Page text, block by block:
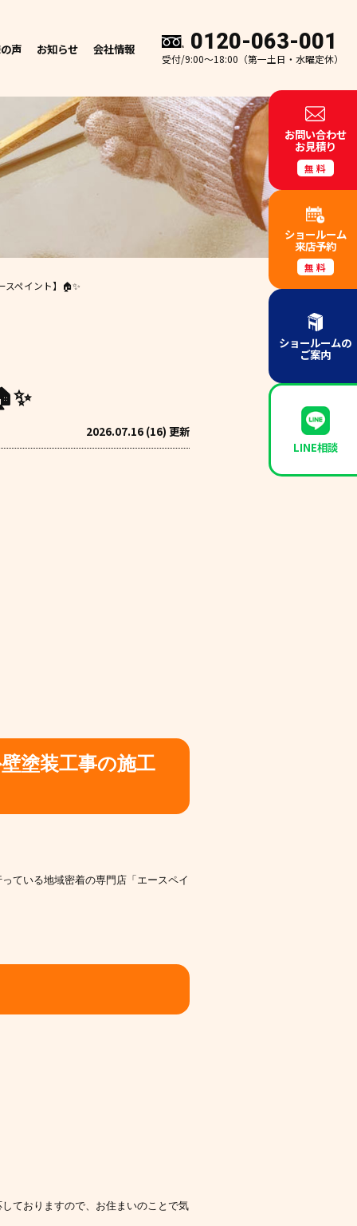
声 お知らせ 会社情報 0120-063-001
受付/9:00～18:00（第一土日・水曜定休）
スペイント】🏠✨
2026.07.16 (16) 更新
塗装工事の施工
ている地域密着の専門店「エースペイ
ておりますので、お住まいのことで気
お問い合わせ
お見積り
無料
ショールーム
来店予約
無料
ショールームの
ご案内
LINE相談